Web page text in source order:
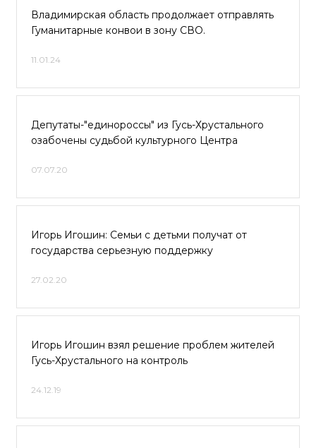
Владимирская область продолжает отправлять
Гуманитарные конвои в зону СВО.
11.01.24
Депутаты-"единороссы" из Гусь-Хрустального
озабочены судьбой культурного Центра
07.07.20
Игорь Игошин: Семьи с детьми получат от
государства серьезную поддержку
27.02.20
Игорь Игошин взял решение проблем жителей
Гусь-Хрустального на контроль
24.12.19